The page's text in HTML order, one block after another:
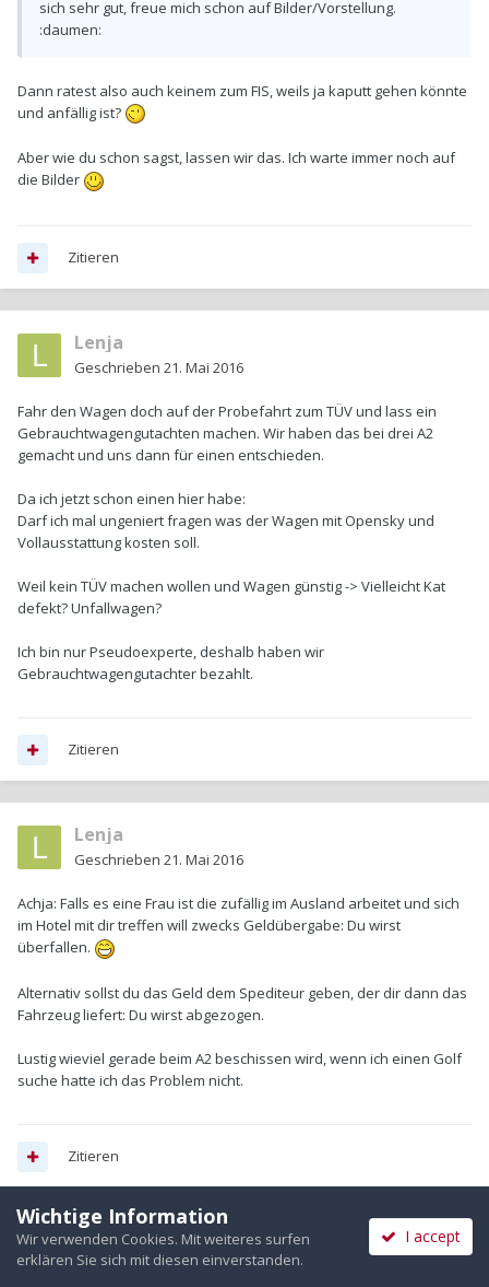
sich sehr gut, freue mich schon auf Bilder/Vorstellung.
:daumen:
Dann ratest also auch keinem zum FIS, weils ja kaputt gehen könnte
und anfällig ist?
Aber wie du schon sagst, lassen wir das. Ich warte immer noch auf
die Bilder
Zitieren
Lenja
Geschrieben 21. Mai 2016
Fahr den Wagen doch auf der Probefahrt zum TÜV und lass ein
Gebrauchtwagengutachten machen. Wir haben das bei drei A2
gemacht und uns dann für einen entschieden.
Da ich jetzt schon einen hier habe:
Darf ich mal ungeniert fragen was der Wagen mit Opensky und
Vollausstattung kosten soll.
Weil kein TÜV machen wollen und Wagen günstig -> Vielleicht Kat
defekt? Unfallwagen?
Ich bin nur Pseudoexperte, deshalb haben wir
Gebrauchtwagengutachter bezahlt.
Zitieren
Lenja
Geschrieben 21. Mai 2016
Achja: Falls es eine Frau ist die zufällig im Ausland arbeitet und sich
im Hotel mit dir treffen will zwecks Geldübergabe: Du wirst
überfallen.
Alternativ sollst du das Geld dem Spediteur geben, der dir dann das
Fahrzeug liefert: Du wirst abgezogen.
Lustig wieviel gerade beim A2 beschissen wird, wenn ich einen Golf
suche hatte ich das Problem nicht.
Zitieren
Tommigs
Geschrieben22. Mai 2016
Wichtige Information
Wir verwenden Cookies. Mit weiteres surfen
erklären Sie sich mit diesen einverstanden.
I accept